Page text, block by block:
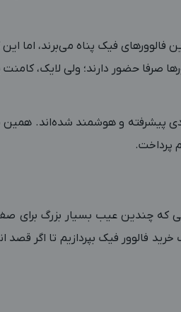
فیک پناه می‌برند، اما
صرفا حضور دارند؛ ولی لایک،
پیشرفته و هوشمند شده‌اند.
پرداخت.
که چندین عیب بسیار بزرگ برای
فیک بپردازیم تا اگر قصد